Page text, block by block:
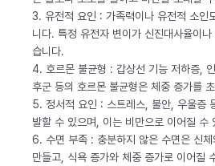
3. 유전적 요인 : 가족력이나 유전적 소인
니다. 특정 유전자 변이가 신진대사율이
습니다.
4. 호르몬 불균형 : 갑상선 기능 저하증,
후군 등의 호르몬 불균형은 체중 증가를
5. 정서적 요인 : 스트레스, 불안, 우울증
발할 수 있으며, 이는 비만으로 이어질 수
6. 수면 부족 : 충분하지 않은 수면은 신체
만들고, 식욕 증가와 체중 증가로 이어질